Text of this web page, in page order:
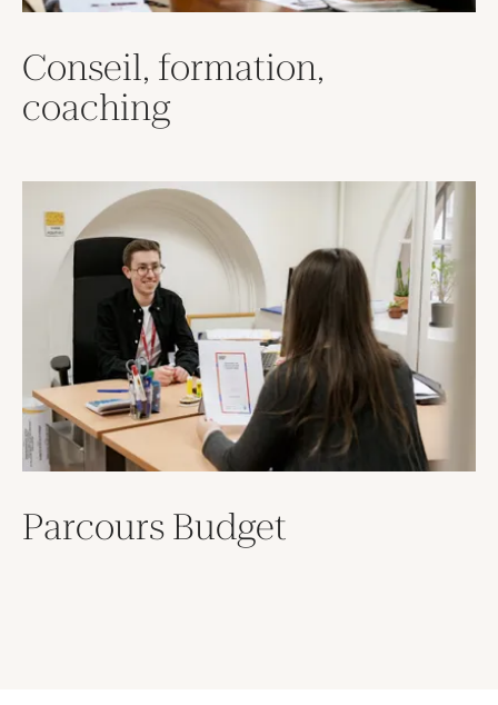
Conseil, formation,
coaching
Parcours Budget